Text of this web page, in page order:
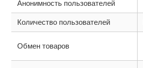
Анонимность пользователей
Количество пользователей
Обмен товаров